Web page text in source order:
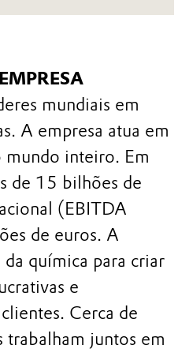
mundiais em
A empresa atua em
mundo inteiro. Em
de 15 bilhões de
(EBITDA
de euros. A
química para criar
e
Cerca de
juntos em